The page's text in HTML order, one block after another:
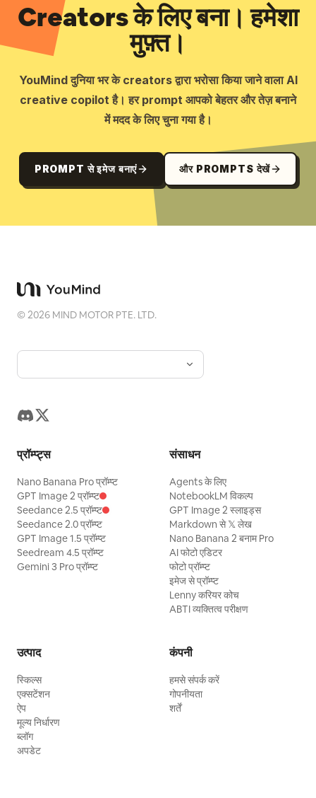
Creators के लिए बना। हमेशा
मुफ़्त।
YouMind दुनिया भर के creators द्वारा भरोसा किया जाने वाला AI
creative copilot है। हर prompt आपको बेहतर और तेज़ बनाने
में मदद के लिए चुना गया है।
PROMPT से इमेज बनाएं और PROMPTS देखें
©2026 MIND MOTOR PTE. LTD.
प्रॉम्प्ट्स
Nano Banana Pro प्रॉम्प्ट
GPT Image 2 प्रॉम्प्ट
Seedance 2.5 प्रॉम्प्ट
Seedance 2.0 प्रॉम्प्ट
GPT Image 1.5 प्रॉम्प्ट
Seedream 4.5 प्रॉम्प्ट
Gemini 3 Pro प्रॉम्प्ट
संसाधन
Agents के लिए
NotebookLM विकल्प
GPT Image 2 स्लाइड्स
Markdown से 𝕏 लेख
Nano Banana 2 बनाम Pro
AI फोटो एडिटर
फोटो प्रॉम्प्ट
इमेज से प्रॉम्प्ट
Lenny करियर कोच
ABTI व्यक्तित्व परीक्षण
उत्पाद
स्किल्स
एक्सटेंशन
ऐप
मूल्य निर्धारण
ब्लॉग
अपडेट
कंपनी
हमसे संपर्क करें
गोपनीयता
शर्तें